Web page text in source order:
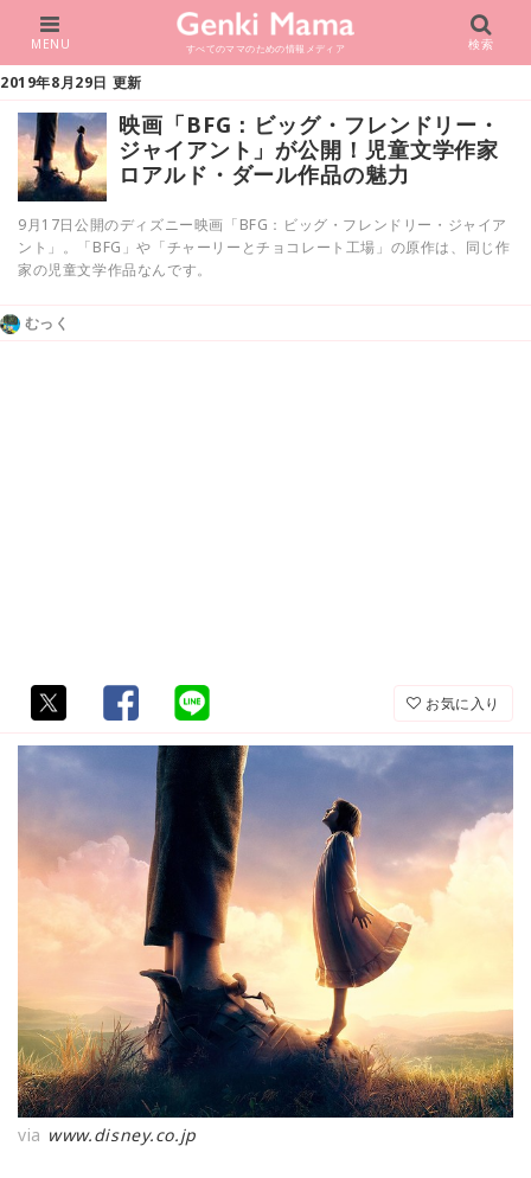
すべてのママのための情報メディア
MENU 検索
2019年8月29日 更新
映画「BFG：ビッグ・フレンドリー・
ジャイアント」が公開！児童文学作家
ロアルド・ダール作品の魅力
9月17日公開のディズニー映画「BFG：ビッグ・フレンドリー・ジャイア
ント」。「BFG」や「チャーリーとチョコレート工場」の原作は、同じ作
家の児童文学作品なんです。
むっく
お気に入り
via www.disney.co.jp